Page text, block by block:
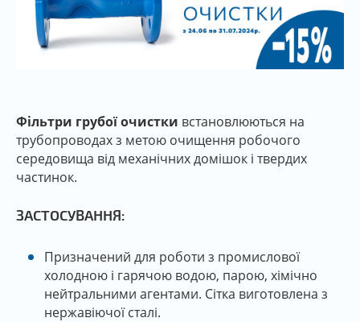
Фільтри грубої очистки встановлюються на
трубопроводах з метою очищення робочого
середовища від механічних домішок і твердих
частинок.
ЗАСТОСУВАННЯ:
Призначений для роботи з промислової
холодною і гарячою водою, парою, хімічно
нейтральними агентами. Сітка виготовлена з
нержавіючої сталі.